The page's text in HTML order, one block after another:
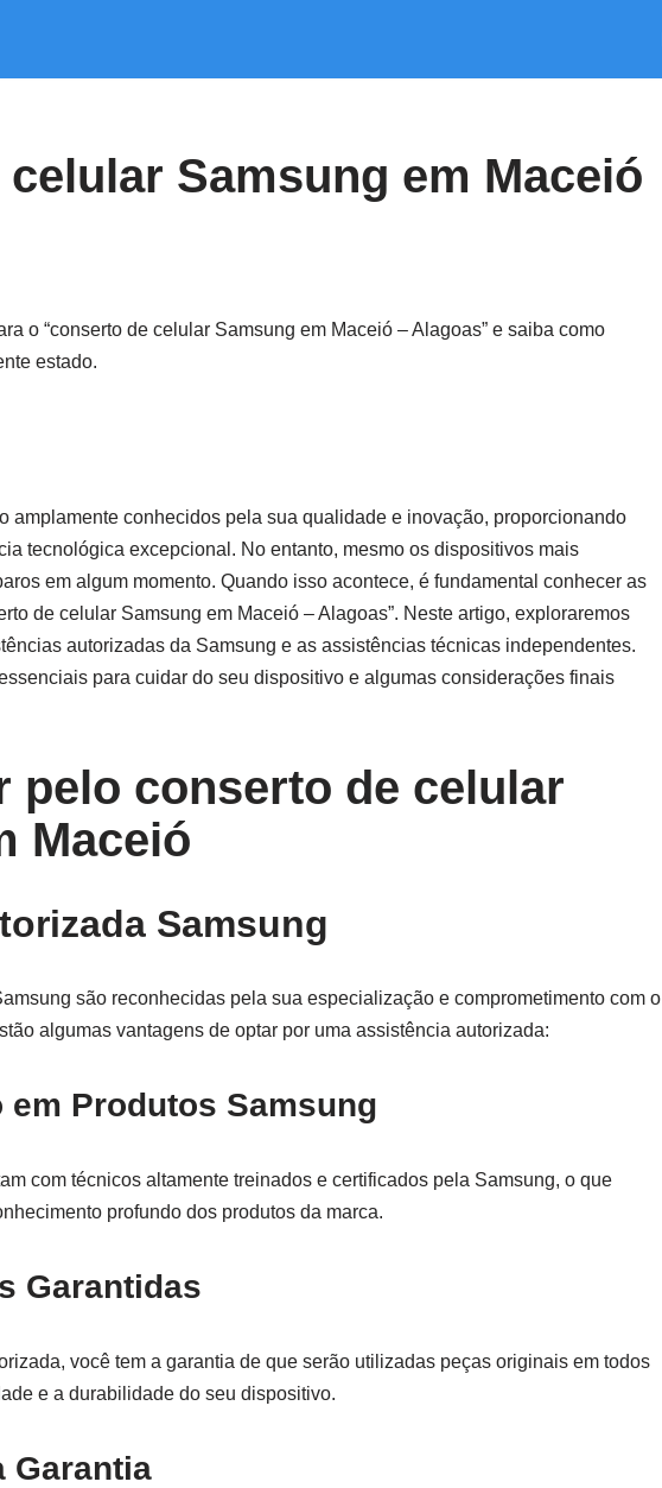
Samsung em Maceió
o “conserto de celular Samsung em Maceió – Alagoas” e saiba como
estado.
amplamente conhecidos pela sua qualidade e inovação, proporcionando
tecnológica excepcional. No entanto, mesmo os dispositivos mais
em algum momento. Quando isso acontece, é fundamental conhecer as
de celular Samsung em Maceió – Alagoas”. Neste artigo, exploraremos
autorizadas da Samsung e as assistências técnicas independentes.
para cuidar do seu dispositivo e algumas considerações finais
pelo conserto de celular
Maceió
Samsung
são reconhecidas pela sua especialização e comprometimento com o
algumas vantagens de optar por uma assistência autorizada:
Produtos Samsung
com técnicos altamente treinados e certificados pela Samsung, o que
profundo dos produtos da marca.
Garantidas
você tem a garantia de que serão utilizadas peças originais em todos
e a durabilidade do seu dispositivo.
Garantia